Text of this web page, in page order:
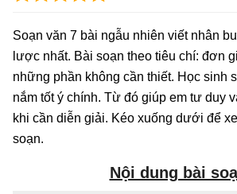
Soạn văn 7 bài ngẫu nhiên viết nhân
lược nhất. Bài soạn theo tiêu chí: đơn
những phần không cần thiết. Học sinh
nắm tốt ý chính. Từ đó giúp em tư duy
khi cần diễn giải. Kéo xuống dưới để
soạn.
Nội dung bài